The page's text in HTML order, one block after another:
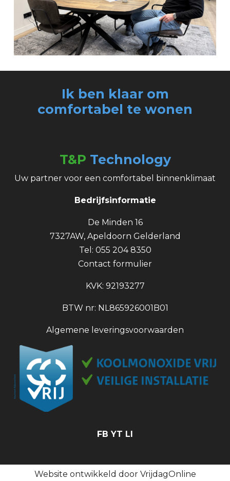
Ik ben klaar om
comfortabel te wonen
T&P Technology
Uw partner voor een comfortabel binnenklimaat
Bedrijfsinformatie
De Minden 16
7327AW, Apeldoorn Gelderland
Tel: 055 204 8350
Contact formulier
KVK: 92193277
BTW nr: NL865926001B01
Algemene leveringsvoorwaarden
FB YT LI
Website ontwikkeld door VrijdagOnline